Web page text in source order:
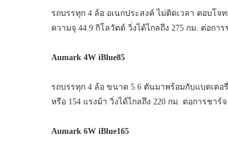
รถบรรทุก 4 ล้อ อเนกประสงค์ ไม่ติดเวลา ตอบโ
ความจุ 44.9 กิโลวัตต์ วิ่งได้ไกลถึง 275 กม. ต่อกา
Aumark 4W iBlue85
รถบรรทุก 4 ล้อ ขนาด 5.6 ตันมาพร้อมกับแบตเตอ
หรือ 154 แรงม้า วิ่งได้ไกลถึง 220 กม. ต่อการชา
Aumark 6W iBlue165